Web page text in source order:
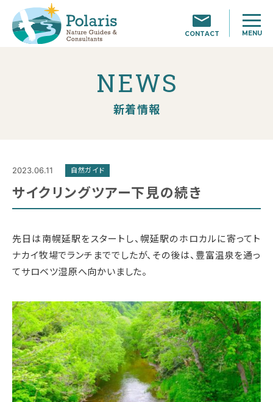
CONTACT MENU
NEWS
新着情報
2023.06.11 自然ガイド
サイクリングツアー下見の続き
先日は南幌延駅をスタートし、幌延駅のホロカルに寄ってト
ナカイ牧場でランチまででしたが、その後は、豊富温泉を通っ
てサロベツ湿原へ向かいました。